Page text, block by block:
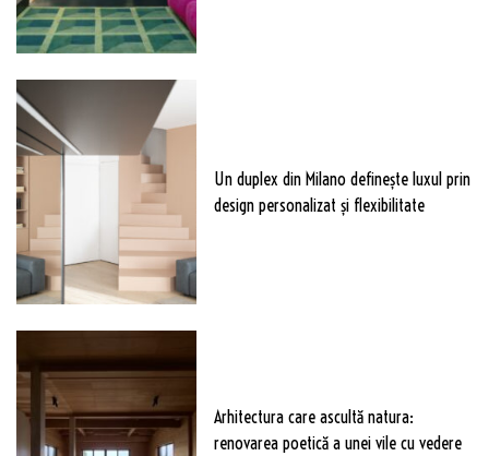
Un duplex din Milano definește luxul prin
design personalizat și flexibilitate
Arhitectura care ascultă natura:
renovarea poetică a unei vile cu vedere